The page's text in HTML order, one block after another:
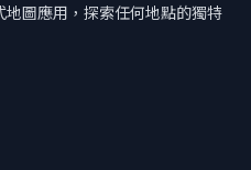
圖應用，探索任何地點的獨特